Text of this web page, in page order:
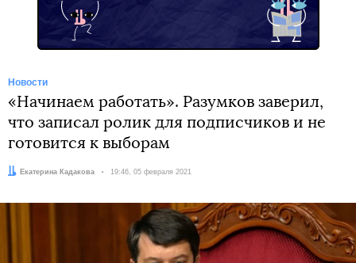
Новости
«Начинаем работать». Разумков заверил,
что записал ролик для подписчиков и не
готовится к выборам
Автор:Екатерина Кадакова Дата:
19:46, 05 февраля 2021